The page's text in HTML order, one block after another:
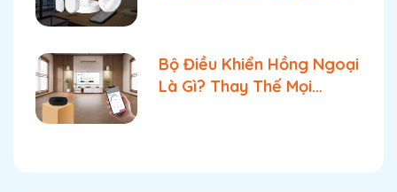
Bộ Điều Khiển Hồng Ngoại
Là Gì? Thay Thế Mọi